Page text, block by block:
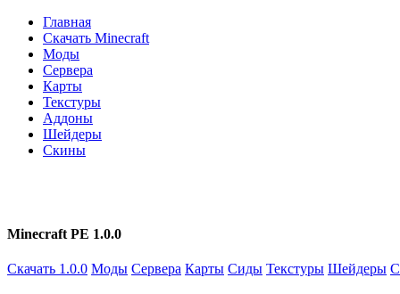
Главная
Скачать Minecraft
Моды
Сервера
Карты
Текстуры
Аддоны
Шейдеры
Скины
Minecraft PE 1.0.0
Скачать 1.0.0 Моды Сервера Карты Сиды Текстуры Шейдеры